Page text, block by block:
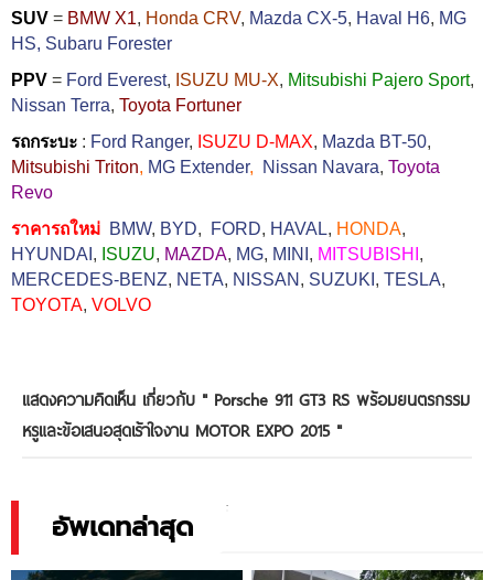
SUV = BMW X1, Honda CRV, Mazda CX-5, Haval H6, MG
HS, Subaru Forester
PPV = Ford Everest, ISUZU MU-X, Mitsubishi Pajero Sport,
Nissan Terra, Toyota Fortuner
รถกระบะ : Ford Ranger, ISUZU D-MAX, Mazda BT-50,
Mitsubishi Triton, MG Extender, Nissan Navara, Toyota
Revo
ราคารถใหม่ BMW, BYD, FORD, HAVAL, HONDA,
HYUNDAI , ISUZU, MAZDA, MG, MINI , MITSUBISHI ,
MERCEDES-BENZ, NETA, NISSAN , SUZUKI , TESLA,
TOYOTA, VOLVO
แสดงความคิดเห็น เกี่ยวกับ " Porsche 911 GT3 RS พร้อมยนตรกรรม
หรูและข้อเสนอสุดเร้าใจงาน MOTOR EXPO 2015"
อัพเดทล่าสุด